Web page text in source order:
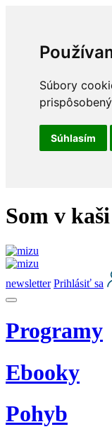
Súbory
Súhlasím
Som v
newsletter Prihlásiť sa
Programy
Ebooky
Pohyb